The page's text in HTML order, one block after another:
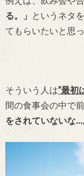
る。」 というネタ
てもらいたいと思
そういう人は”最初
間の食事会の中で
をされていないな…